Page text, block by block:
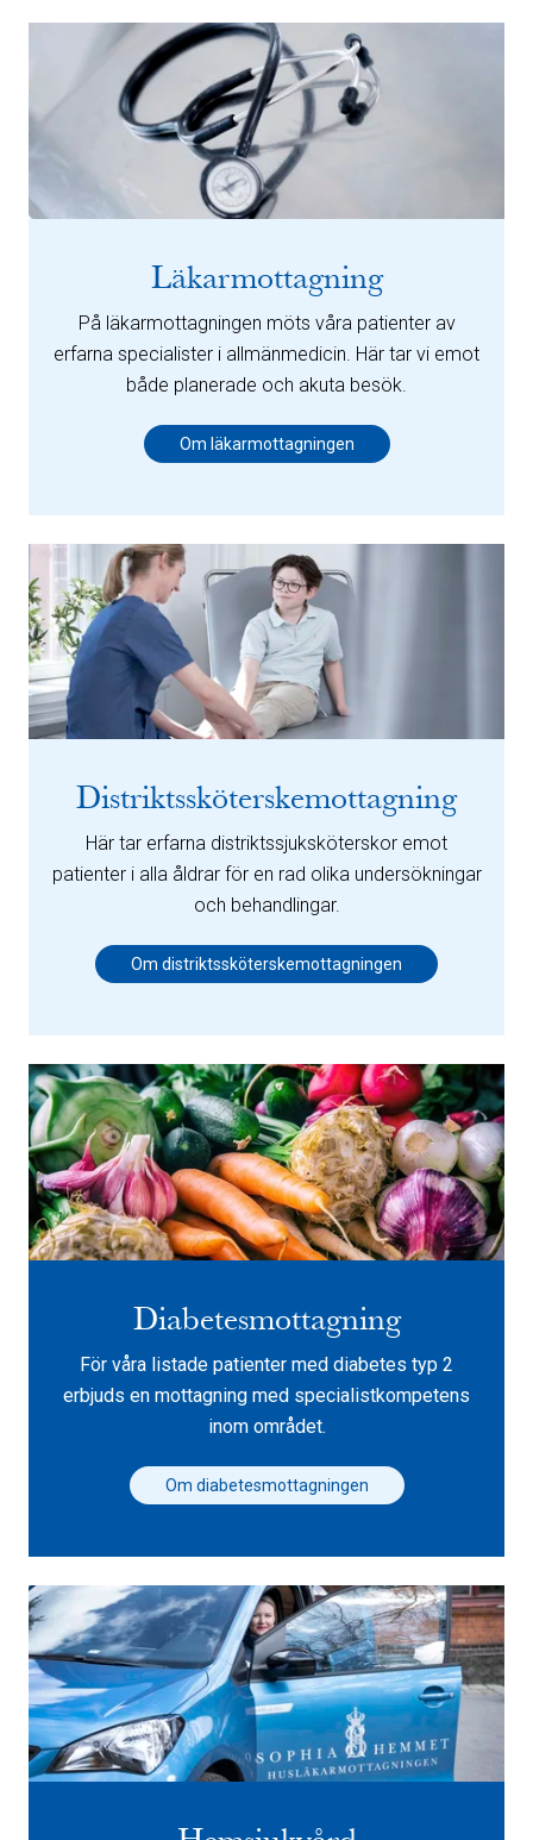
Läkarmottagning
På läkarmottagningen möts våra patienter av
erfarna specialister i allmänmedicin. Här tar vi emot
både planerade och akuta besök.
Om läkarmottagningen
Distriktssköterskemottagning
Här tar erfarna distriktssjuksköterskor emot
patienter i alla åldrar för en rad olika undersökningar
och behandlingar.
Om distriktssköterskemottagningen
Diabetesmottagning
För våra listade patienter med diabetes typ 2
erbjuds en mottagning med specialistkompetens
inom området.
Om diabetesmottagningen